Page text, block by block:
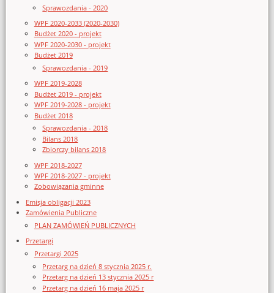
Sprawozdania - 2020
WPF 2020-2033 (2020-2030)
Budżet 2020 - projekt
WPF 2020-2030 - projekt
Budżet 2019
Sprawozdania - 2019
WPF 2019-2028
Budżet 2019 - projekt
WPF 2019-2028 - projekt
Budżet 2018
Sprawozdania - 2018
Bilans 2018
Zbiorczy bilans 2018
WPF 2018-2027
WPF 2018-2027 - projekt
Zobowiązania gminne
Emisja obligacji 2023
Zamówienia Publiczne
PLAN ZAMÓWIEŃ PUBLICZNYCH
Przetargi
Przetargi 2025
Przetarg na dzień 8 stycznia 2025 r.
Przetarg na dzień 13 stycznia 2025 r
Przetarg na dzień 16 maja 2025 r